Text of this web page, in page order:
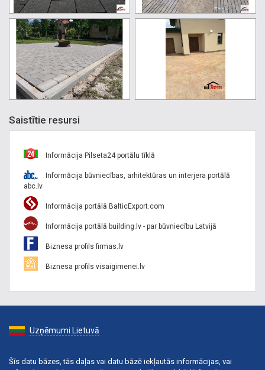
Saistītie resursi
Informācija Pilseta24 portālu tīklā
Informācija būvniecības, arhitektūras un interjera portālā
abc.lv
Informācija portālā BalticExport.com
Informācija portālā building.lv - par būvniecību Latvijā
Biznesa profils firmas.lv
Biznesa profils visaigimenei.lv
Uzņēmumi Lietuvā
Šīs datu bāzes, tās daļas vai datu bāzē iekļautās informācijas, vai